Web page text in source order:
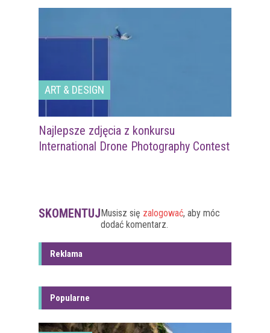
ART & DESIGN
Najlepsze zdjęcia z konkursu
International Drone Photography Contest
SKOMENTUJMusisz się zalogować, aby móc
dodać komentarz.
Reklama
Popularne